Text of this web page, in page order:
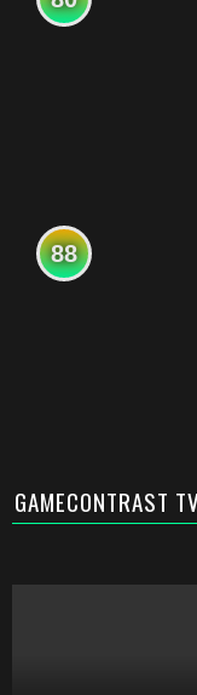
88
GAMECONTRAST TV